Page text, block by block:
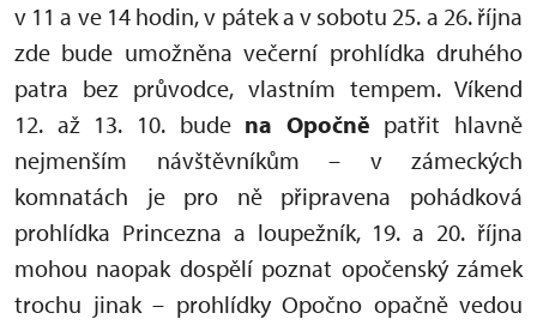
v 11 a ve 14 hodin, v pátek a v sobotu 25. a 26. října
zde bude umožněna večerní prohlídka druhého
patra bez průvodce, vlastním tempem. Víkend
12. až 13. 10. budena Opočně patřit hlavně
nejmenším návštěvníkům – v zámeckých
komnatách je pro ně připravena pohádková
prohlídka Princezna a loupežník, 19. a 20. října
mohou naopak dospělí poznat opočenský zámek
trochu jinak – prohlídky Opočno opačně vedou